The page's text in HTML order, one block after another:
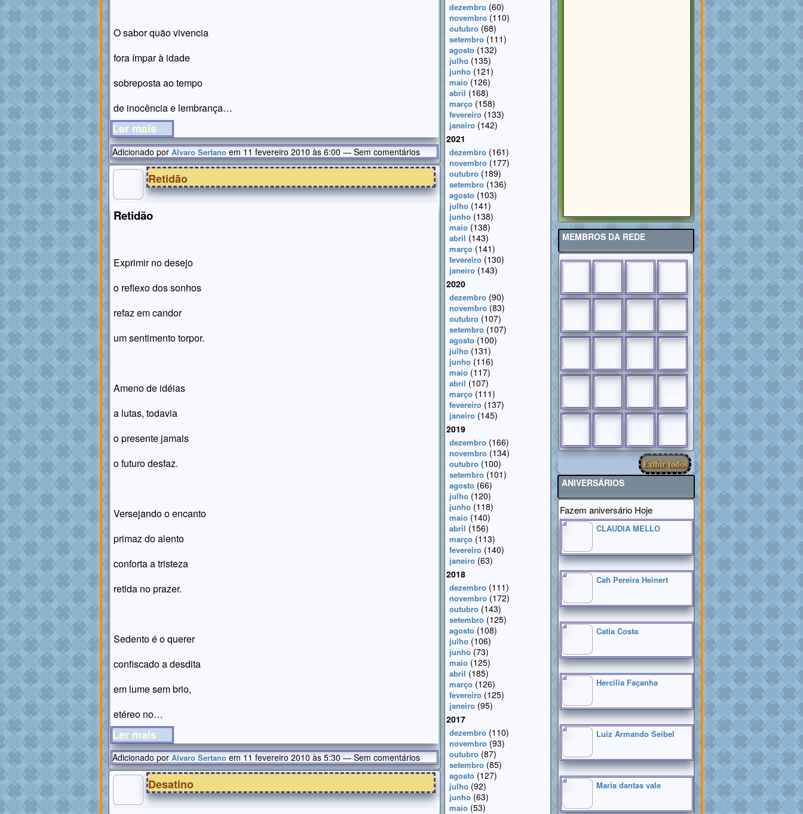
O sabor quão vivencia
fora ímpar à idade
sobreposta ao tempo
de inocência e lembrança…
Ler mais
Adicionado porAlvaro Sertanoem 11 fevereiro 2010 às 6:00 — Sem comentários
Retidão
Retidão
Exprimir no desejo
o reflexo dos sonhos
refaz em candor
um sentimento torpor.
Ameno de idéias
a lutas, todavia
o presente jamais
o futuro desfaz.
Versejando o encanto
primaz do alento
conforta a tristeza
retida no prazer.
Sedento é o querer
confiscado a desdita
em lume sem brio,
etéreo no…
Ler mais
Adicionado porAlvaro Sertanoem 11 fevereiro 2010 às 5:30 — Sem comentários
Desatino
dezembro (60)
novembro (110)
outubro (68)
setembro (111)
agosto (132)
julho (135)
junho (121)
maio (126)
abril (168)
março (158)
fevereiro (133)
janeiro (142)
2021
dezembro (161)
novembro (177)
outubro (189)
setembro (136)
agosto (103)
julho (141)
junho (138)
maio (138)
abril (143)
março (141)
fevereiro (130)
janeiro (143)
2020
dezembro (90)
novembro (83)
outubro (107)
setembro (107)
agosto (100)
julho (131)
junho (116)
maio (117)
abril (107)
março (111)
fevereiro (137)
janeiro (145)
2019
dezembro (166)
novembro (134)
outubro (100)
setembro (101)
agosto (66)
julho (120)
junho (118)
maio (140)
abril (156)
março (113)
fevereiro (140)
janeiro (63)
2018
dezembro (111)
novembro (172)
outubro (143)
setembro (125)
agosto (108)
julho (106)
junho (73)
maio (125)
abril (185)
março (126)
fevereiro (125)
janeiro (95)
2017
dezembro (110)
novembro (93)
outubro (87)
setembro (85)
agosto (127)
julho (92)
junho (63)
maio (53)
MEMBROS DA REDE
Exibir todos
ANIVERSÁRIOS
Fazem aniversário Hoje
CLAUDIA MELLO
Cah Pereira Heinert
Catia Costa
Hercilia Façanha
Luiz Armando Seibel
Maria dantas vale